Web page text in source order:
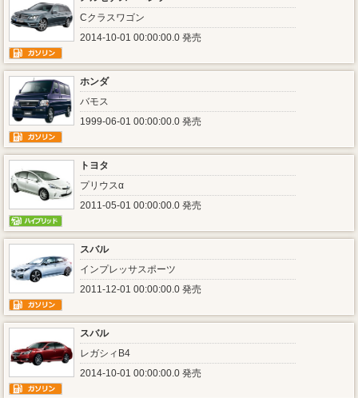
Cクラスワゴン
2014-10-01 00:00:00.0 発売
ホンダ
バモス
1999-06-01 00:00:00.0 発売
トヨタ
プリウスα
2011-05-01 00:00:00.0 発売
スバル
インプレッサスポーツ
2011-12-01 00:00:00.0 発売
スバル
レガシィB4
2014-10-01 00:00:00.0 発売